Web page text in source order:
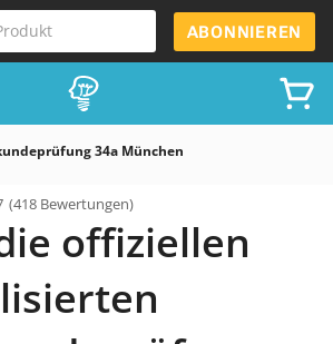
ABONNIEREN
34a München
(418 Bewertungen)
offiziellen